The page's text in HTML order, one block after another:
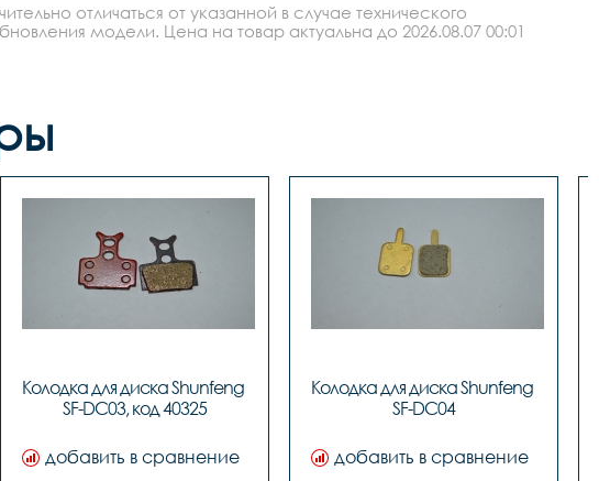
отличаться от указанной в случае технического
модели. Цена на товар актуальна до 2026.08.07 00:01
Колодка для диска Shunfeng
SF-DC03, код 40325
добавить в сравнение
Колодка для диска Shunfeng
SF-DC04
добавить в сравнение